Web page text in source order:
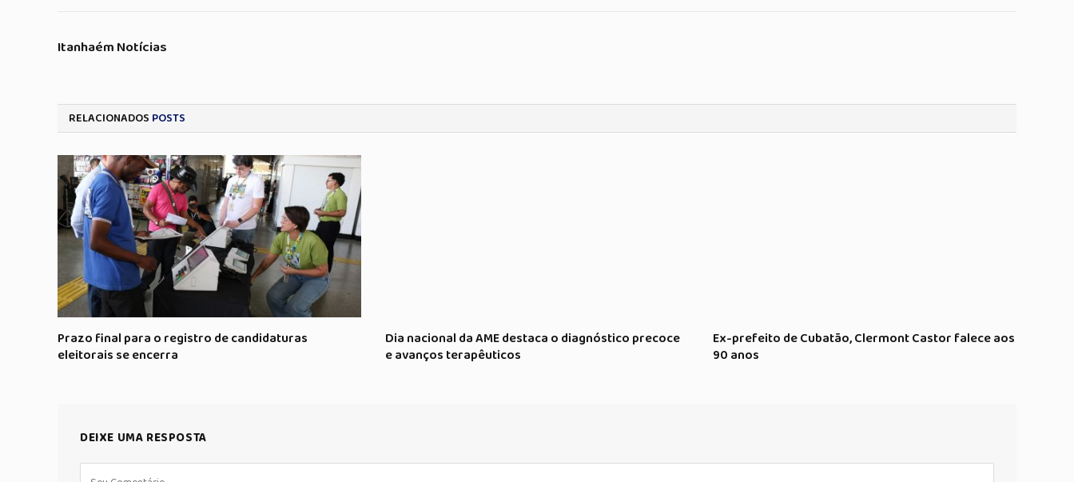
Itanhaém Notícias
RELACIONADOS POSTS
Prazo final para o registro de candidaturas
eleitorais se encerra
Dia nacional da AME destaca o diagnóstico precoce
e avanços terapêuticos
Ex-prefeito de Cubatão, Clermont Castor falece aos
90 anos
DEIXE UMA RESPOSTA